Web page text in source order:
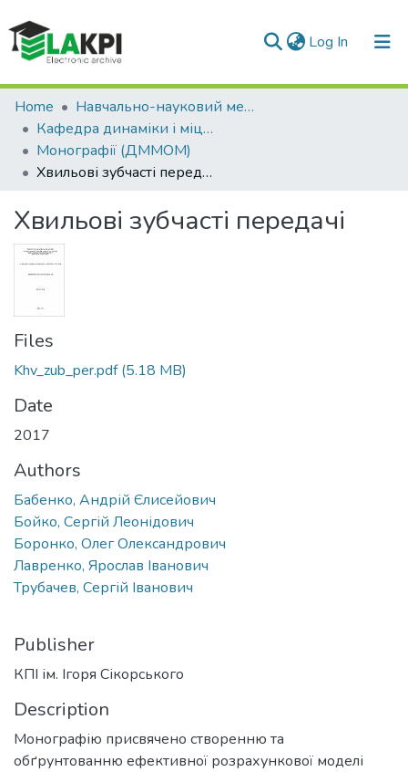
Log In (current)
Communities & Collections
All of DSpace
Statistics
Home
Навчально-науковий механіко-машинобудівний інститут (НН ММІ)
Кафедра динаміки і міцності машин та опору матеріалів (ДММОМ)
Монографії (ДММОМ)
Хвильові зубчасті передачі
Хвильові зубчасті передачі
Files
Khv_zub_per.pdf(5.18 MB)
Date
2017
Authors
Бабенко, Андрій Єлисейович
Бойко, Сергій Леонідович
Боронко, Олег Олександрович
Лавренко, Ярослав Іванович
Трубачев, Сергій Іванович
Publisher
КПІ ім. Ігоря Сікорського
Description
Монографію присвячено створенню та
обґрунтованню ефективної розрахункової моделі